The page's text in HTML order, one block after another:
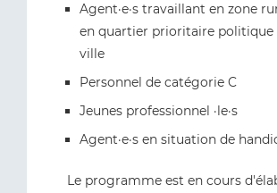
Agent·e·s travaillant en zone
en quartier prioritaire politique
ville
Personnel de catégorie C
Jeunes professionnel ·le·s
Agent·e·s en situation de
Le programme est en cours